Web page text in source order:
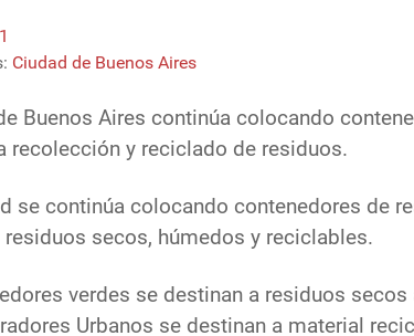
Ciudad de Buenos Aires
Buenos Aires continúa colocando
recolección y reciclado de residuos.
se continúa colocando contenedores de
residuos secos, húmedos y reciclables.
verdes se destinan a residuos
Urbanos se destinan a material